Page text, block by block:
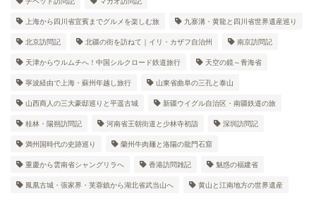
上海から四川省宜賓までグルメを楽しむ旅 九寨溝・黄龍と四川省世界遺産巡り
北京訪問記 北疆の街を訪ねて｜イリ・カザフ自治州 南京訪問記
天津からウルムチへ！中国シルクロード鉄道旅行 天空の鏡～青海省
寧波経由で上海・蘇州年越し旅行 山東省曲阜の三孔と泰山
山西商人の三大豪邸巡りと平遥古城 新疆ウイグル自治区・南疆鉄道の旅
桂林・陽朔訪問記 河南省王朝街道と少林寺初詣 深圳訪問記
満州国時代の史跡巡り 蘭州牛肉麺と洛陽の龍門石窟
重慶から雲南省シャングリラへ 香港訪問雑記 魅惑の福建省
鳳凰古城・張家界・芙蓉鎮から湖北省武当山へ 黄山と江南地方の世界遺産